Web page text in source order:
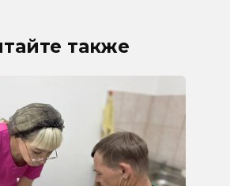
также